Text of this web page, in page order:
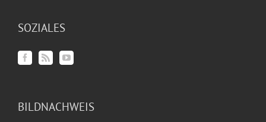
SOZIALES
BILDNACHWEIS